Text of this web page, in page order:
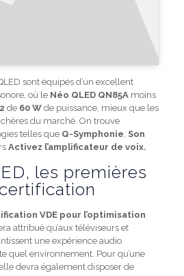
sont équipés d’un excellent
où le Néo QLED QN85Amoins
de 60 Wde puissance, mieux que les
du marché. On trouve
telles que Q-Symphonie, Son
Activez l’amplificateur de voix.
les premières
VDE pour l’optimisation
attribué qu’aux téléviseurs et
une expérience audio
quel environnement. Pour qu’une
devra également disposer de